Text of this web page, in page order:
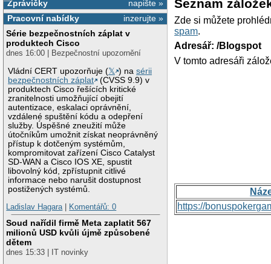
napište »
Zprávičky
inzerujte »
Pracovní nabídky
Série bezpečnostních záplat v
produktech Cisco
dnes 16:00 | Bezpečnostní upozornění
Vládní CERT upozorňuje (𝕏 ) nasérii
bezpečnostních záplat
(CVSS 9.9) v
produktech Cisco řešících kritické
zranitelnosti umožňující obejití
autentizace, eskalaci oprávnění,
vzdálené spuštění kódu a odepření
služby. Úspěšné zneužití může
útočníkům umožnit získat neoprávněný
přístup k dotčeným systémům,
kompromitovat zařízení Cisco Catalyst
SD-WAN a Cisco IOS XE, spustit
libovolný kód, zpřístupnit citlivé
informace nebo narušit dostupnost
postižených systémů.
Ladislav Hagara| Komentářů: 0
Soud nařídil firmě Meta zaplatit 567
milionů USD kvůli újmě způsobené
dětem
dnes 15:33 | IT novinky
Seznam
Zde si můžete
spam.
Adresář: /Blogspot
V tomto adresáři
https://